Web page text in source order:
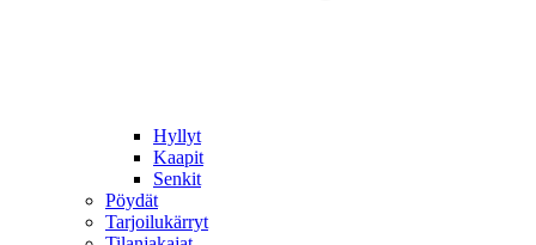
Hyllyt
Kaapit
Senkit
Pöydät
Tarjoilukärryt